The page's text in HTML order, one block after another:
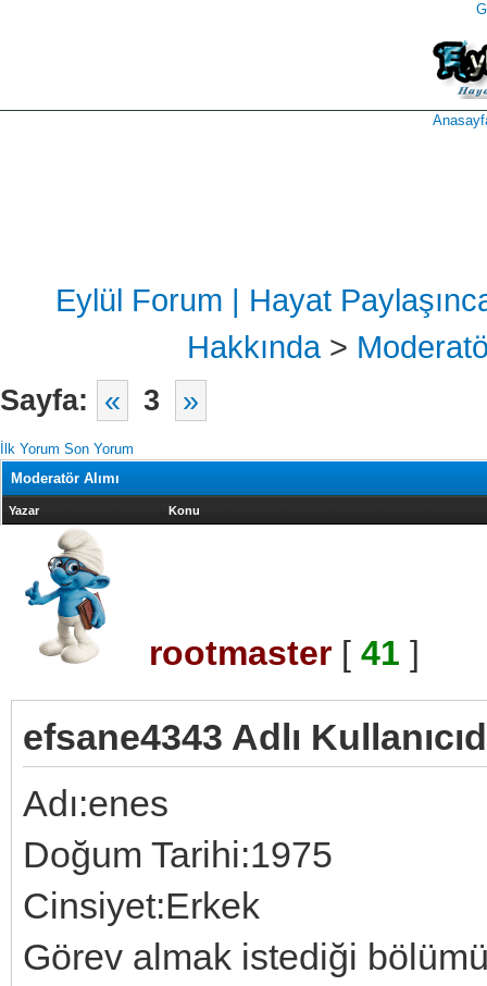
Eylül Forum | Hayat
Hakkında>
Sayfa: « 3 »
İlk Yorum Son Yorum
Moderatör Alımı
Yazar Konu
rootmaster [ 41 ]
efsane4343 Adlı
Adı:enes
Doğum Tarihi:1975
Cinsiyet:Erkek
Görev almak istediği